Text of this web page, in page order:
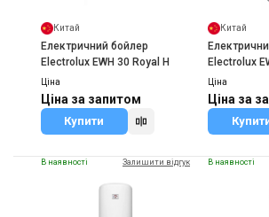
Китай
Електричний бойлер
Electrolux EWH 30 Royal H
Ціна
Ціна за запитом
Купити
Китай
Electrolux
AXIOmatic
Ціна
Ціна за
В наявності Залишити відгук В наявності